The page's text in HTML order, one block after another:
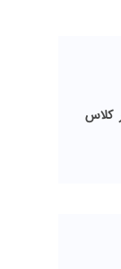
کلاس